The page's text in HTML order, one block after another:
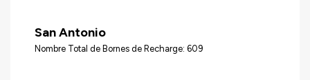
San Antonio
Nombre Total de Bornes de Recharge: 609